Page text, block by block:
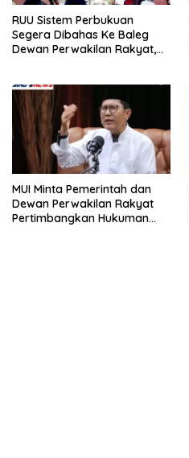
RUU Sistem Perbukuan
Segera Dibahas Ke Baleg
Dewan Perwakilan Rakyat,
MUI Minta Pemerintah dan
Dewan Perwakilan Rakyat
Pertimbangkan Hukuman